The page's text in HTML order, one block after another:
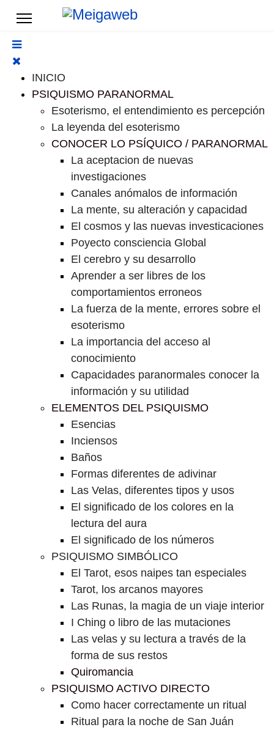
INICIO
PSIQUISMO PARANORMAL
Esoterismo, el entendimiento es percepción
La leyenda del esoterismo
CONOCER LO PSÍQUICO / PARANORMAL
La aceptacion de nuevas
investigaciones
Canales anómalos de información
La mente, su alteración y capacidad
El cosmos y las nuevas investicaciones
Poyecto consciencia Global
El cerebro y su desarrollo
Aprender a ser libres de los
comportamientos erroneos
La fuerza de la mente, errores sobre el
esoterismo
La importancia del acceso al
conocimiento
Capacidades paranormales conocer la
información y su utilidad
ELEMENTOS DEL PSIQUISMO
Esencias
Inciensos
Baños
Formas diferentes de adivinar
Las Velas, diferentes tipos y usos
El significado de los colores en la
lectura del aura
El significado de los números
PSIQUISMO SIMBÓLICO
El Tarot, esos naipes tan especiales
Tarot, los arcanos mayores
Las Runas, la magia de un viaje interior
I Ching o libro de las mutaciones
Las velas y su lectura a través de la
forma de sus restos
Quiromancia
PSIQUISMO ACTIVO DIRECTO
Como hacer correctamente un ritual
Ritual para la noche de San Juán